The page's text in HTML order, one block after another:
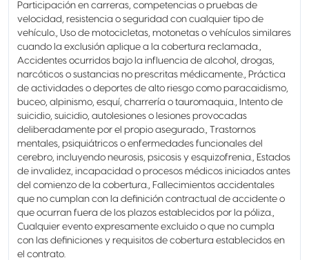
Participación en carreras, competencias o pruebas de
velocidad, resistencia o seguridad con cualquier tipo de
vehículo., Uso de motocicletas, motonetas o vehículos similares
cuando la exclusión aplique a la cobertura reclamada.,
Accidentes ocurridos bajo la influencia de alcohol, drogas,
narcóticos o sustancias no prescritas médicamente., Práctica
de actividades o deportes de alto riesgo como paracaidismo,
buceo, alpinismo, esquí, charrería o tauromaquia., Intento de
suicidio, suicidio, autolesiones o lesiones provocadas
deliberadamente por el propio asegurado., Trastornos
mentales, psiquiátricos o enfermedades funcionales del
cerebro, incluyendo neurosis, psicosis y esquizofrenia., Estados
de invalidez, incapacidad o procesos médicos iniciados antes
del comienzo de la cobertura., Fallecimientos accidentales
que no cumplan con la definición contractual de accidente o
que ocurran fuera de los plazos establecidos por la póliza.,
Cualquier evento expresamente excluido o que no cumpla
con las definiciones y requisitos de cobertura establecidos en
el contrato.